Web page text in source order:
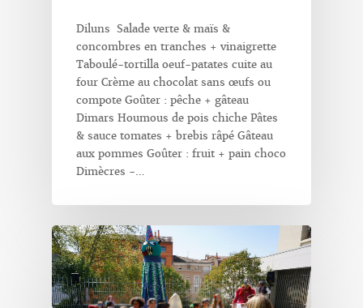
Diluns Salade verte & maïs &
concombres en tranches + vinaigrette
Taboulé-tortilla oeuf-patates cuite au
four Crème au chocolat sans œufs ou
compote Goûter : pêche + gâteau
Dimars Houmous de pois chiche Pâtes
& sauce tomates + brebis râpé Gâteau
aux pommes Goûter : fruit + pain choco
Dimècres -…